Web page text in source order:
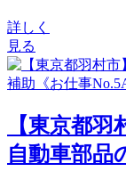
詳しく
見る
【東京都
自動車部品